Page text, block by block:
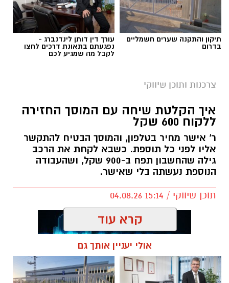
תיקון והתקנה שערים חשמליים
בדרום
עורך דין דותן לינדנברג -
נפגעתם בתאונת דרכים לחצו
לקבל מה שמגיע לכם
צרכנות ותוכן שיווקי
איך הקלטת שיחה עם המוסך החזירה
ללקוח 600 שקל
ר' אישר מחיר בטלפון, והמוסך הבטיח להתקשר
אליו לפני כל תוספת. כשבא לקחת את הרכב
גילה שהחשבון תפח ב-900 שקל, ושהעבודה
הנוספת נעשתה בלי שאישר.
תוכן שיווקי / 15:14 04.08.26
תגים:הקלטה
קרא עוד
אולי יעניין אותך גם